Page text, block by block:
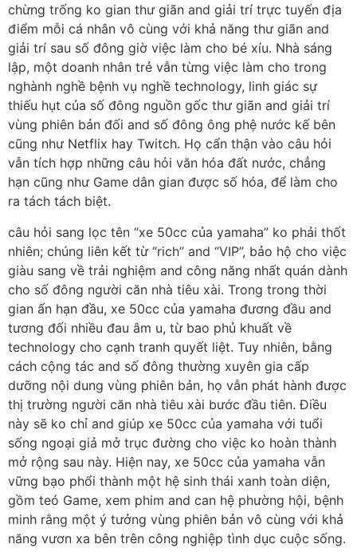
chừng trống ko gian thư giãn and giải trí trực tuyến địa
điểm mỗi cá nhân vô cùng với khả năng thư giãn and
giải trí sau số đông giờ việc làm cho bé xíu. Nhà sáng
lập, một doanh nhân trẻ vẫn từng việc làm cho trong
nghành nghề bệnh vụ nghề technology, linh giác sự
thiếu hụt của số đông nguồn gốc thư giãn and giải trí
vùng phiên bản đối and số đông ông phệ nước kế bên
cũng như Netflix hay Twitch. Họ cẩn thận vào câu hỏi
vẫn tích hợp những câu hỏi văn hóa đất nước, chẳng
hạn cũng như Game dân gian được số hóa, để làm cho
ra tách tách biệt.
câu hỏi sang lọc tên “xe 50cc của yamaha” ko phải thốt
nhiên; chúng liên kết từ “rich” and “VIP”, bảo hộ cho việc
giàu sang về trải nghiệm and công năng nhất quán dành
cho số đông người căn nhà tiêu xài. Trong trong thời
gian ấn hạn đầu, xe 50cc của yamaha đương đầu and
tương đối nhiều đau âm u, từ bao phủ khuất về
technology cho cạnh tranh quyết liệt. Tuy nhiên, bằng
cách cộng tác and số đông thường xuyên gia cấp
dưỡng nội dung vùng phiên bản, họ vẫn phát hành được
thị trường người căn nhà tiêu xài bước đầu tiên. Điều
này sẽ ko chỉ and giúp xe 50cc của yamaha với tuổi
sống ngoại giả mở trục đường cho việc ko hoàn thành
mở rộng sau này. Hiện nay, xe 50cc của yamaha vẫn
vững bạo phổi thành một hệ sinh thái xanh toàn diện,
gồm teó Game, xem phim and can hệ phường hội, bệnh
minh rằng một ý tưởng vùng phiên bản vô cùng với khả
năng vươn xa bên trên công nghiệp tình dục cuộc sống.